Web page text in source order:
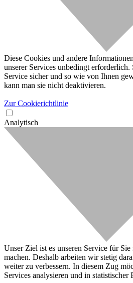
Diese Cookies und andere
unserer Services unbedingt erforderlich.
Service sicher und so wie von Ihnen
kann man sie nicht deaktivieren.
Zur Cookierichtlinie
Analytisch
Unser Ziel ist es unseren Service für
machen. Deshalb arbeiten wir stetig
weiter zu verbessern. In diesem Zug
Services analysieren und in statistischer